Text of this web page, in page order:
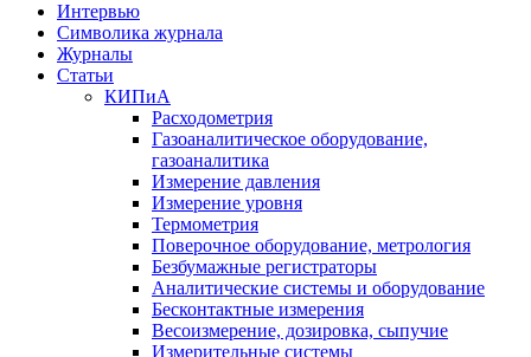
Интервью
Символика журнала
Журналы
Статьи
КИПиА
Расходометрия
Газоаналитическое оборудование,
газоаналитика
Измерение давления
Измерение уровня
Термометрия
Поверочное оборудование, метрология
Безбумажные регистраторы
Аналитические системы и оборудование
Бесконтактные измерения
Весоизмерение, дозировка, сыпучие
Измерительные системы